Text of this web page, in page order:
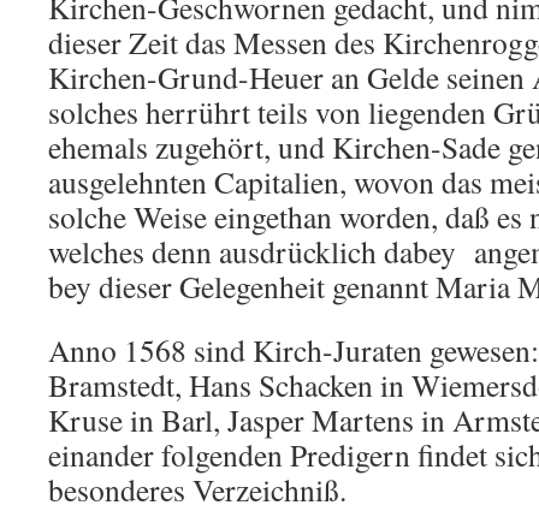
dieser Zeit das Messen des
Kirchen-Grund-Heuer an Gelde seinen
solches herrührt teils von liegenden
ehemals zugehört, und Kirchen-Sade
ausgelehnten Capitalien, wovon das
solche Weise eingethan worden, daß
welches denn ausdrücklich dabey
bey dieser Gelegenheit genannt Maria
Anno 1568 sind Kirch-Juraten
Bramstedt, Hans Schacken in
Kruse in Barl, Jasper Martens in
einander folgenden Predigern findet
besonderes Verzeichniß.